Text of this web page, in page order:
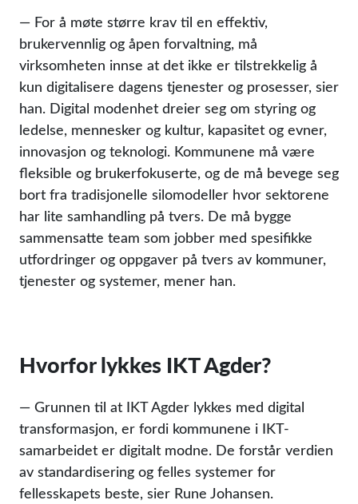
— For å møte større krav til en effektiv,
brukervennlig og åpen forvaltning, må
virksomheten innse at det ikke er tilstrekkelig å
kun digitalisere dagens tjenester og prosesser, sier
han. Digital modenhet dreier seg om styring og
ledelse, mennesker og kultur, kapasitet og evner,
innovasjon og teknologi. Kommunene må være
fleksible og brukerfokuserte, og de må bevege seg
bort fra tradisjonelle silomodeller hvor sektorene
har lite samhandling på tvers. De må bygge
sammensatte team som jobber med spesifikke
utfordringer og oppgaver på tvers av kommuner,
tjenester og systemer, mener han.
Hvorfor lykkes IKT Agder?
— Grunnen til at IKT Agder lykkes med digital
transformasjon, er fordi kommunene i IKT-
samarbeidet er digitalt modne. De forstår verdien
av standardisering og felles systemer for
fellesskapets beste, sier Rune Johansen.